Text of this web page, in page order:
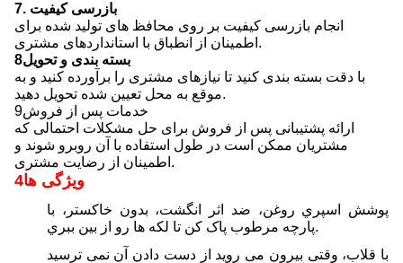
7. بازرسی کیفیت
انجام بازرسی کیفیت بر روی محافظ های تولید شده برای
اطمینان از انطباق با استانداردهای مشتری.
8بسته بندی و تحویل
با دقت بسته بندی کنید تا نیازهای مشتری را برآورده کنید و به
موقع به محل تعیین شده تحویل دهید.
9خدمات پس از فروش
ارائه پشتیبانی پس از فروش برای حل مشکلات احتمالی که
مشتریان ممکن است در طول استفاده با آن روبرو شوند و
اطمینان از رضایت مشتری.
4ویژگی ها
پوشش اسپري روغن، ضد اثر انگشت، بدون خاکستر، با
پارچه مرطوب پاک کن تا لکه ها رو از بین ببري.
با قلاب، وقتی بیرون می روید از دست دادن آن نمی ترسید